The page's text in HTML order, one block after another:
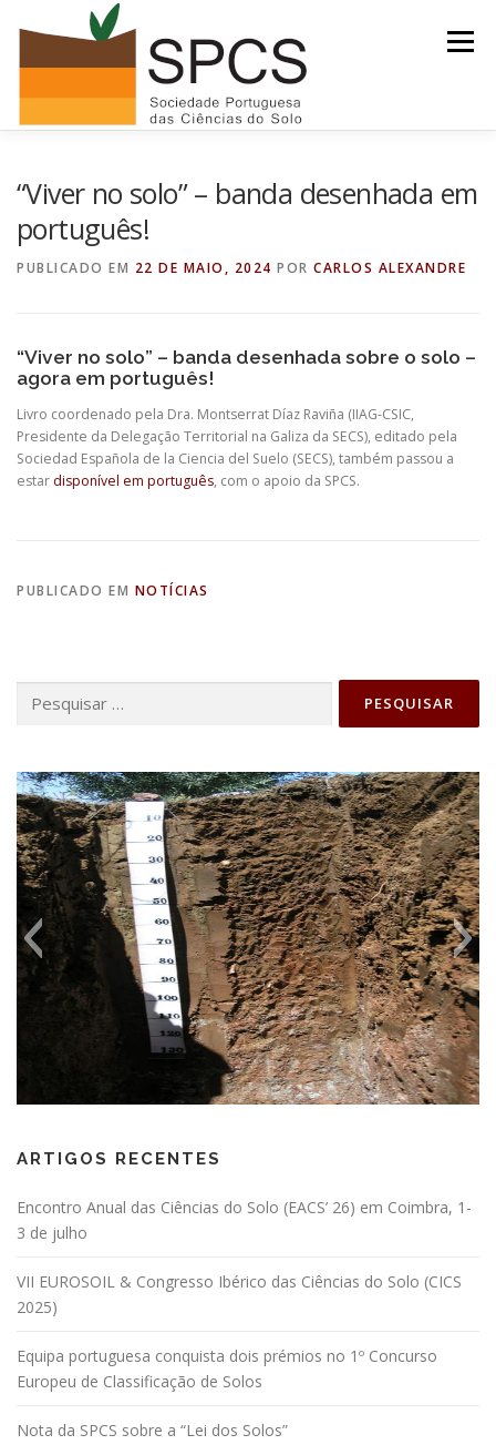
para
Menu
“Viver no solo” – banda desenhada em
português!
PUBLICADO EM 22 DE MAIO, 2024 POR CARLOS ALEXANDRE
“Viver no solo” – banda desenhada sobre o solo –
agora em português!
Livro coordenado pela Dra. Montserrat Díaz Raviña (IIAG-CSIC,
Presidente da Delegação Territorial na Galiza da SECS), editado pela
Sociedad Española de la Ciencia del Suelo (SECS), também passou a
estar disponível em português, com o apoio da SPCS.
PUBLICADO EM NOTÍCIAS
por:
ARTIGOS RECENTES
Encontro Anual das Ciências do Solo (EACS’ 26) em Coimbra, 1-
3 de julho
VII EUROSOIL & Congresso Ibérico das Ciências do Solo (CICS
2025)
Equipa portuguesa conquista dois prémios no 1º Concurso
Europeu de Classificação de Solos
Nota da SPCS sobre a “Lei dos Solos”